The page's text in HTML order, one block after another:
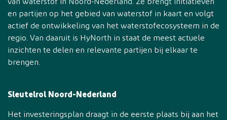
van waterstof in Noord-Nederland. Ze brengt initiatieven
en partijen op het gebied van waterstof in kaart en volgt
actief de ontwikkeling van het waterstofecosysteem in de
regio. Van daaruit is HyNorth in staat de meest actuele
inzichten te delen en relevante partijen bij elkaar te
brengen.
Sleutelrol Noord-Nederland
Het investeringsplan draagt in de eerste plaats bij aan het